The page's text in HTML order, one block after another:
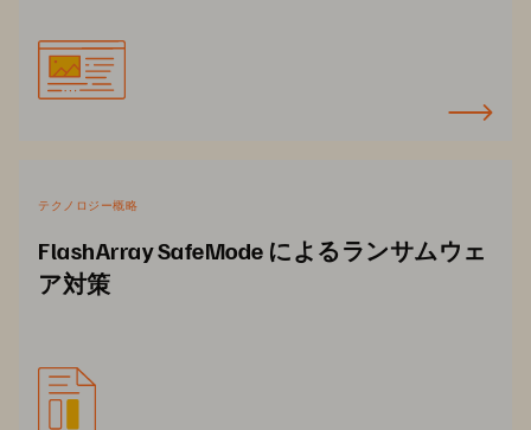
テクノロジー概略
FlashArray SafeMode によるランサムウェ
ア対策